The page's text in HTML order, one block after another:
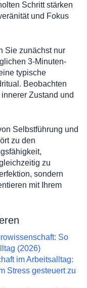
Schritt stärken
und Fokus
Sie zunächst nur
3-Minuten-
typische
Beobachten
Zustand und
Selbstführung und
zu den
zu
sondern
mit Ihrem
So
(2026)
im Arbeitsalltag:
Stress gesteuert zu